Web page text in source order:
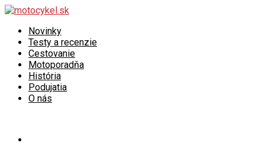
Novinky
Testy a recenzie
Cestovanie
Motoporadňa
História
Podujatia
O nás